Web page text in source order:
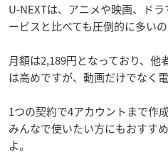
U-NEXTは、アニメや映画、ド
ービスと比べても圧倒的に多いの
月額は2,189円となっており、
は高めですが、動画だけでなく
1つの契約で4アカウントまで作
みんなで使いたい方にもおすす
よ。